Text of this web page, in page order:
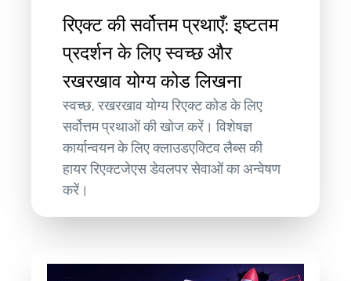
रिएक्ट की सर्वोत्तम प्रथाएँ: इष्टतम
प्रदर्शन के लिए स्वच्छ और
रखरखाव योग्य कोड लिखना
स्वच्छ, रखरखाव योग्य रिएक्ट कोड के लिए
सर्वोत्तम प्रथाओं की खोज करें। विशेषज्ञ
कार्यान्वयन के लिए क्लाउडएक्टिव लैब्स की
हायर रिएक्टजेएस डेवलपर सेवाओं का अन्वेषण
करें।